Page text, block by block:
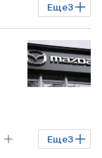
Еще3
Еще3